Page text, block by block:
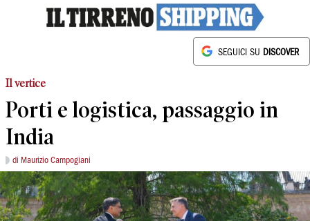
SEGUICI SU DISCOVER
Il vertice
Porti e logistica, passaggio in
India
di Maurizio Campogiani